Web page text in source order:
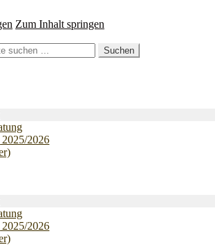
Zum Inhalt springen
Suchen
2026
2026